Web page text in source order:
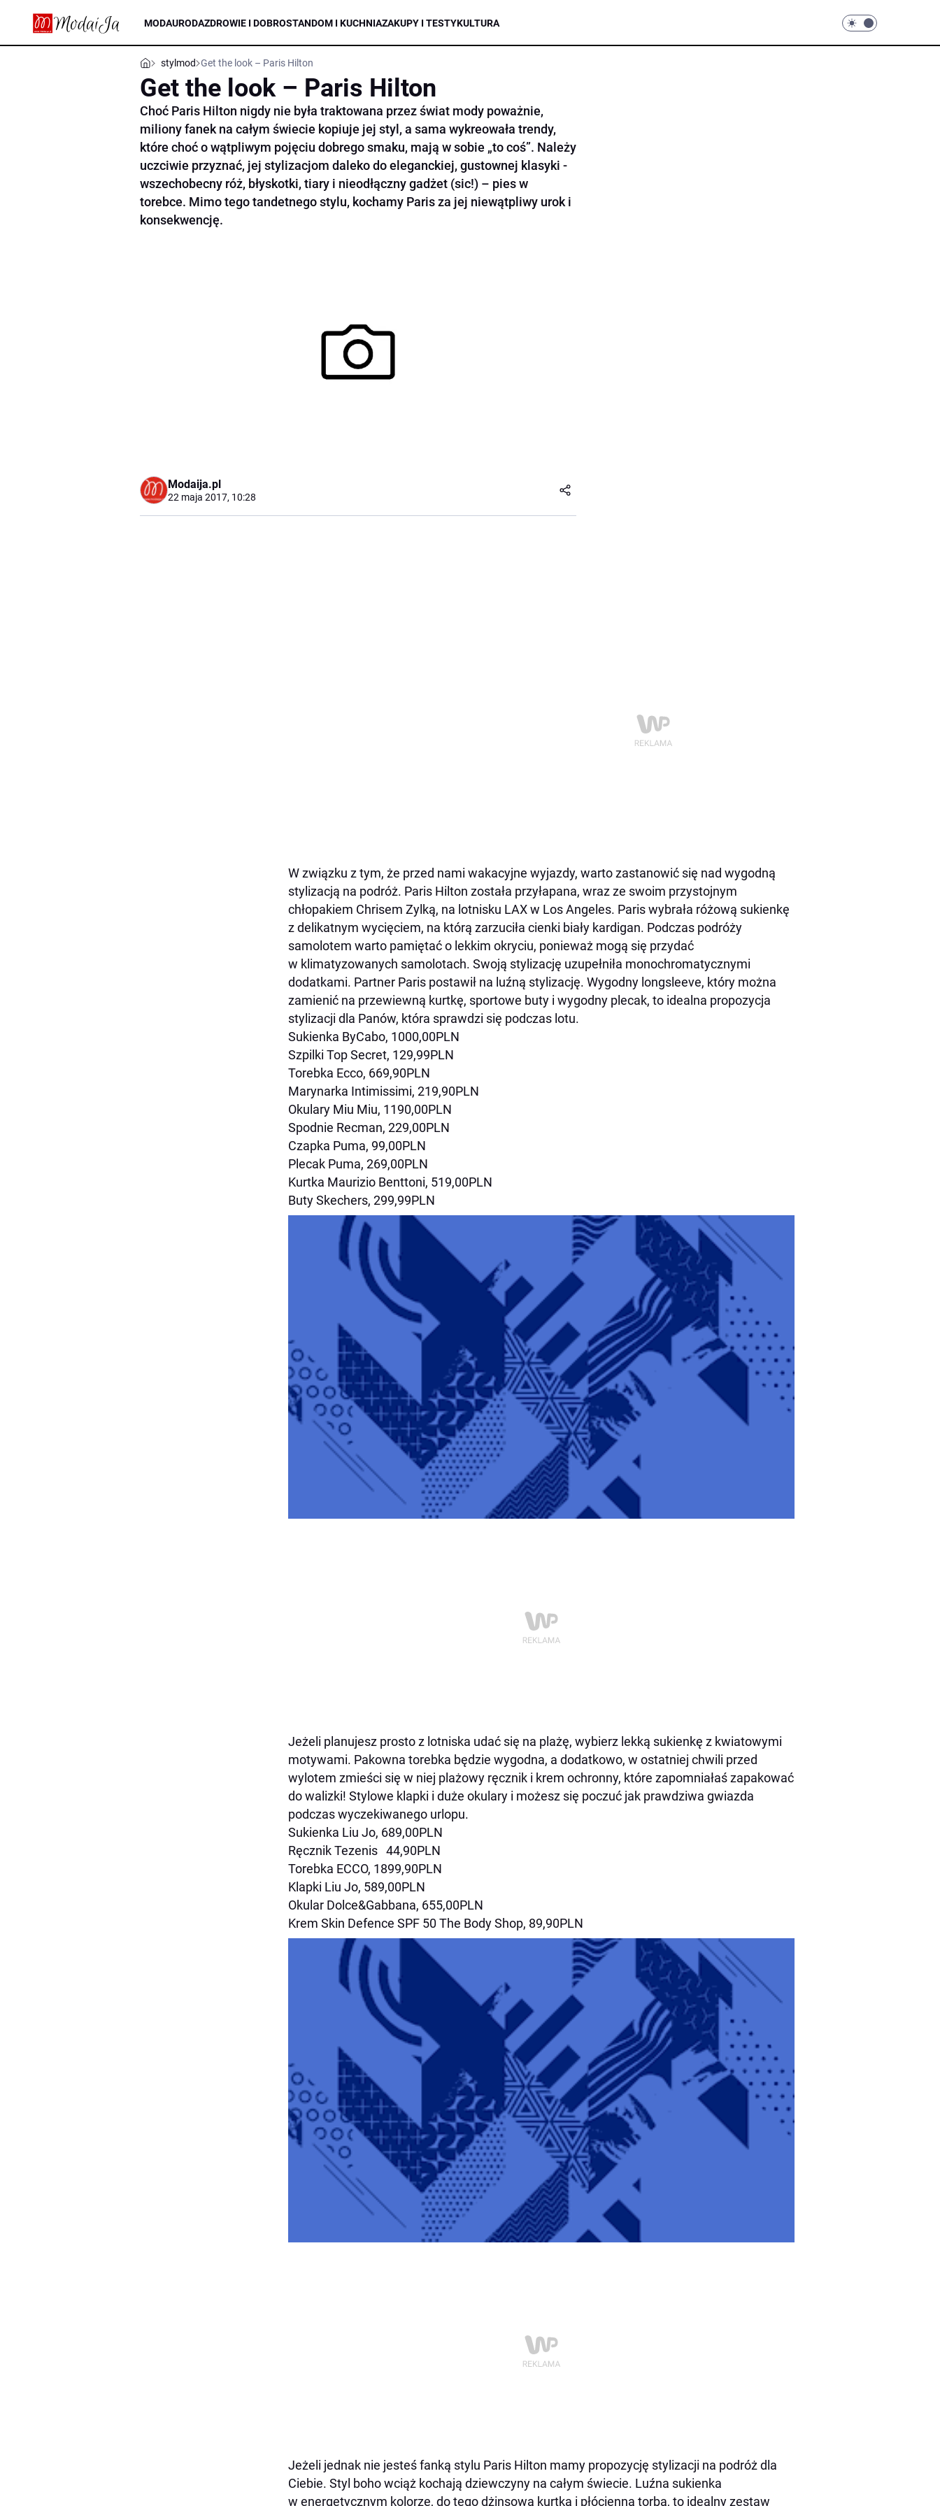
MODAURODAZDROWIE I DOBROSTANDOM I KUCHNIAZAKUPY I TESTYKULTURA
stylmod Get the look – Paris Hilton
Get the look – Paris Hilton
Choć Paris Hilton nigdy nie była traktowana przez świat mody poważnie,
miliony fanek na całym świecie kopiuje jej styl, a sama wykreowała trendy,
które choć o wątpliwym pojęciu dobrego smaku, mają w sobie „to coś”. Należy
uczciwie przyznać, jej stylizacjom daleko do eleganckiej, gustownej klasyki -
wszechobecny róż, błyskotki, tiary i nieodłączny gadżet (sic!) – pies w
torebce. Mimo tego tandetnego stylu, kochamy Paris za jej niewątpliwy urok i
konsekwencję.
Modaija.pl
22 maja 2017, 10:28
W związku z tym, że przed nami wakacyjne wyjazdy, warto zastanowić się nad wygodną
stylizacją na podróż. Paris Hilton została przyłapana, wraz ze swoim przystojnym
chłopakiem Chrisem Zylką, na lotnisku LAX w Los Angeles. Paris wybrała różową sukienkę
z delikatnym wycięciem, na którą zarzuciła cienki biały kardigan. Podczas podróży
samolotem warto pamiętać o lekkim okryciu, ponieważ mogą się przydać
w klimatyzowanych samolotach. Swoją stylizację uzupełniła monochromatycznymi
dodatkami. Partner Paris postawił na luźną stylizację. Wygodny longsleeve, który można
zamienić na przewiewną kurtkę, sportowe buty i wygodny plecak, to idealna propozycja
stylizacji dla Panów, która sprawdzi się podczas lotu.
Sukienka ByCabo, 1000,00PLN
Szpilki Top Secret, 129,99PLN
Torebka Ecco, 669,90PLN
Marynarka Intimissimi, 219,90PLN
Okulary Miu Miu, 1190,00PLN
Spodnie Recman, 229,00PLN
Czapka Puma, 99,00PLN
Plecak Puma, 269,00PLN
Kurtka Maurizio Benttoni, 519,00PLN
Buty Skechers, 299,99PLN
Jeżeli planujesz prosto z lotniska udać się na plażę, wybierz lekką sukienkę z kwiatowymi
motywami. Pakowna torebka będzie wygodna, a dodatkowo, w ostatniej chwili przed
wylotem zmieści się w niej plażowy ręcznik i krem ochronny, które zapomniałaś zapakować
do walizki! Stylowe klapki i duże okulary i możesz się poczuć jak prawdziwa gwiazda
podczas wyczekiwanego urlopu.
Sukienka Liu Jo, 689,00PLN
Ręcznik Tezenis 44,90PLN
Torebka ECCO, 1899,90PLN
Klapki Liu Jo, 589,00PLN
Okular Dolce&Gabbana, 655,00PLN
Krem Skin Defence SPF 50 The Body Shop, 89,90PLN
Jeżeli jednak nie jesteś fanką stylu Paris Hilton mamy propozycję stylizacji na podróż dla
Ciebie. Styl boho wciąż kochają dziewczyny na całym świecie. Luźna sukienka
w energetycznym kolorze, do tego dżinsowa kurtka i płócienna torba, to idealny zestaw